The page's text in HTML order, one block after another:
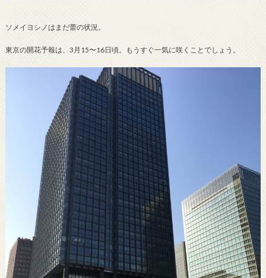
ソメイヨシノはまだ蕾の状況。
東京の開花予報は、3月15〜16日頃。もうすぐ一気に咲くことでしょう。